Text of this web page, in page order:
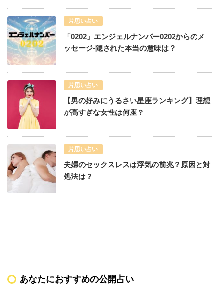
片思い占い
「0202」エンジェルナンバー0202からのメ
ッセージ-隠された本当の意味は？
片思い占い
【男の好みにうるさい星座ランキング】理想
が高すぎな女性は何座？
片思い占い
夫婦のセックスレスは浮気の前兆？原因と対
処法は？
あなたにおすすめの公開占い